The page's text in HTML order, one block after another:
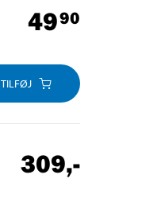
4990
TILFØJ
309,-